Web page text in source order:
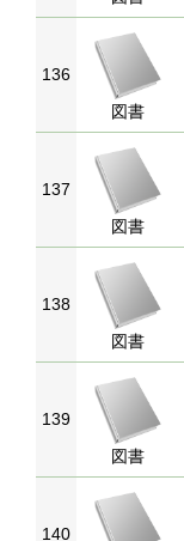
136
図書
137
図書
138
図書
139
図書
140